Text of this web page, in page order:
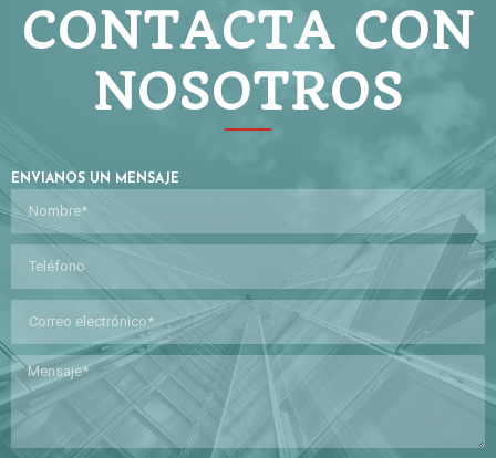
CONTACTA CON
NOSOTROS
ENVIANOS UN MENSAJE